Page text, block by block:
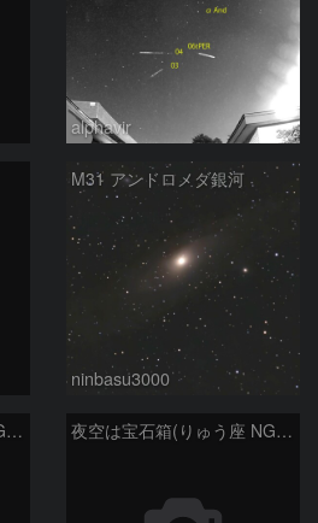
alphavir
M31 アンドロメダ銀河
ninbasu3000
夜空は宝石箱(おとめ座 NGC5566) Seestar50 夜空は宝石箱(りゅう座 NGC6503) Seestar50